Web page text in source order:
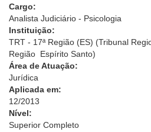
Cargo:
Analista Judiciário - Psicologia
Instituição:
TRT - 17ª Região (ES) (Tribunal
Região  Espírito Santo)
Área de Atuação:
Jurídica
Aplicada em:
12/2013
Nível:
Superior Completo